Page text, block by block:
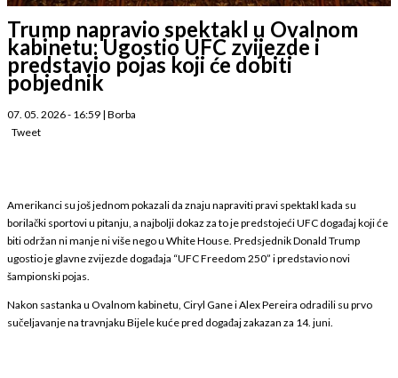
Trump napravio spektakl u Ovalnom
kabinetu: Ugostio UFC zvijezde i
predstavio pojas koji će dobiti
pobjednik
07. 05. 2026 - 16:59 | Borba
Tweet
Amerikanci su još jednom pokazali da znaju napraviti pravi spektakl kada su
borilački sportovi u pitanju, a najbolji dokaz za to je predstojeći UFC događaj koji će
biti održan ni manje ni više nego u White House. Predsjednik Donald Trump
ugostio je glavne zvijezde događaja “UFC Freedom 250” i predstavio novi
šampionski pojas.
Nakon sastanka u Ovalnom kabinetu, Ciryl Gane i Alex Pereira odradili su prvo
sučeljavanje na travnjaku Bijele kuće pred događaj zakazan za 14. juni.